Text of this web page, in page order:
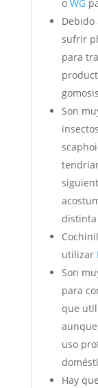
o WG
Debido
sufrir
para
Son
distinta
utilizar
Son
para
que
uso
Hay